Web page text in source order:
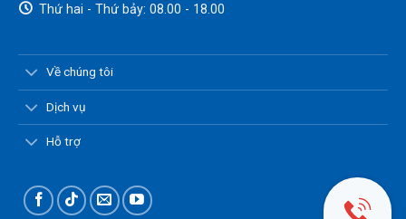
Thứ hai - Thứ bảy: 08.00 - 18.00
Về chúng tôi
Dịch vụ
Hỗ trợ